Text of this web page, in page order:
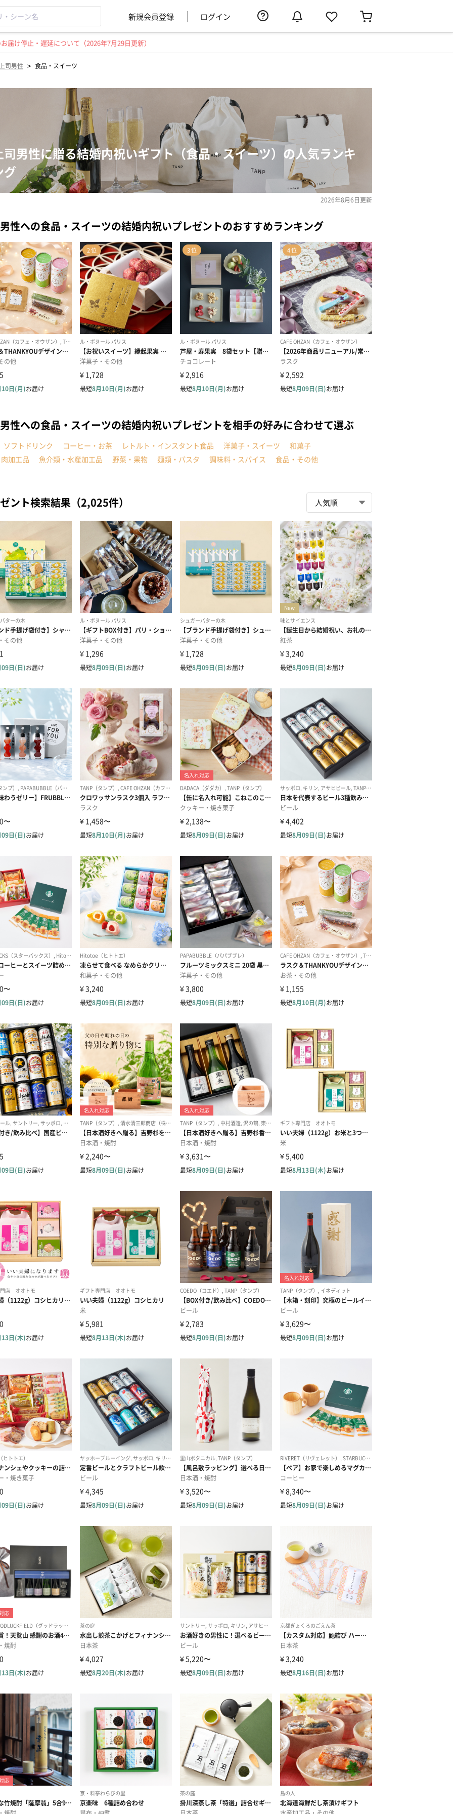
新規会員登録 ログイン
け停止・遅延について（2026年7月29日更新）
司男性 > 食品・スイーツ
司男性に贈る結婚内祝いギフト（食品・スイーツ）の人気ランキ
グ
2026年8月6日更新
性への食品・スイーツの結婚内祝いプレゼントのおすすめランキング
性への食品・スイーツの結婚内祝いプレゼントを相手の好みに合わせて選ぶ
ソフトドリンク コーヒー・お茶 レトルト・インスタント食品 洋菓子・スイーツ
和菓子
加工品
魚介類・水産加工品 野菜・果物 麺類・パスタ 調味料・スパイス 食品・その他
ント検索結果（2,025件）